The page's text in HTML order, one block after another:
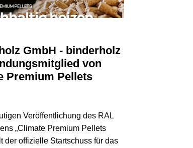
GmbH - binderholz
von
Premium Pellets
Veröffentlichung des RAL
„Climate Premium Pellets
der offizielle Startschuss für das